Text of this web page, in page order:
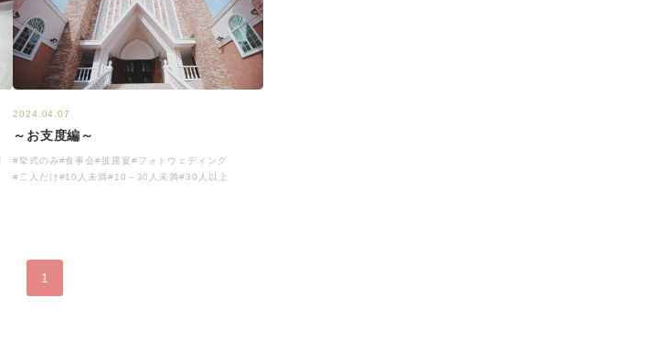
2024.04.07
～お支度編～
#挙式のみ#食事会#披露宴#フォトウェディング
#二人だけ#10人未満 #10～30人未満#30人以上
1